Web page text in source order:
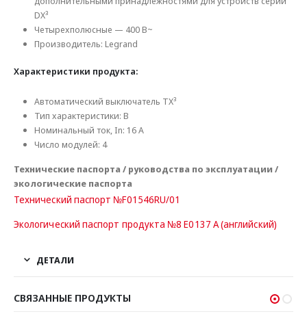
DX³
Четырехполюсные — 400 В~
Производитель: Legrand
Характеристики продукта:
Автоматический выключатель TX³
Тип характеристики: B
Номинальный ток, In: 16 А
Число модулей: 4
Технические паспорта / руководства по эксплуатации /
экологические паспорта
Технический паспорт №F01546RU/01
Экологический паспорт продукта №8 E0137 A (английский)
ДЕТАЛИ
СВЯЗАННЫЕ ПРОДУКТЫ